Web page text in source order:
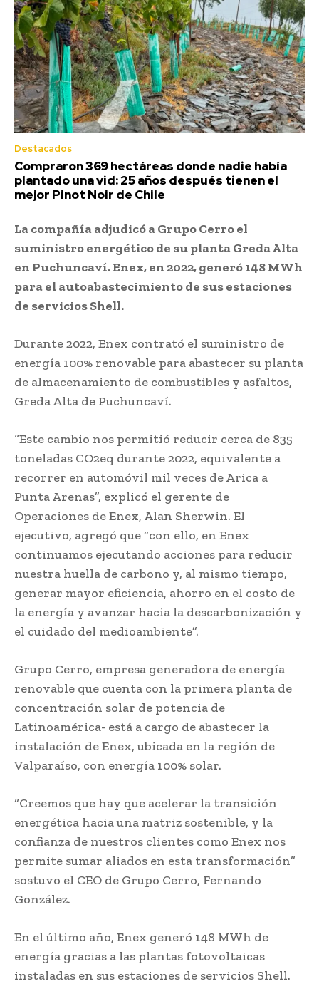
Destacados
Compraron 369 hectáreas donde nadie había
plantado una vid: 25 años después tienen el
mejor Pinot Noir de Chile
La compañía adjudicó a Grupo Cerro el
suministro energético de su planta Greda Alta
en Puchuncaví. Enex, en 2022, generó 148 MWh
para el autoabastecimiento de sus estaciones
de servicios Shell.
Durante 2022, Enex contrató el suministro de
energía 100% renovable para abastecer su planta
de almacenamiento de combustibles y asfaltos,
Greda Alta de Puchuncaví.
“Este cambio nos permitió reducir cerca de 835
toneladas CO2eq durante 2022, equivalente a
recorrer en automóvil mil veces de Arica a
Punta Arenas”, explicó el gerente de
Operaciones de Enex, Alan Sherwin. El
ejecutivo, agregó que “con ello, en Enex
continuamos ejecutando acciones para reducir
nuestra huella de carbono y, al mismo tiempo,
generar mayor eficiencia, ahorro en el costo de
la energía y avanzar hacia la descarbonización y
el cuidado del medioambiente”.
Grupo Cerro, empresa generadora de energía
renovable que cuenta con la primera planta de
concentración solar de potencia de
Latinoamérica- está a cargo de abastecer la
instalación de Enex, ubicada en la región de
Valparaíso, con energía 100% solar.
“Creemos que hay que acelerar la transición
energética hacia una matriz sostenible, y la
confianza de nuestros clientes como Enex nos
permite sumar aliados en esta transformación”
sostuvo el CEO de Grupo Cerro, Fernando
González.
En el último año, Enex generó 148 MWh de
energía gracias a las plantas fotovoltaicas
instaladas en sus estaciones de servicios Shell.